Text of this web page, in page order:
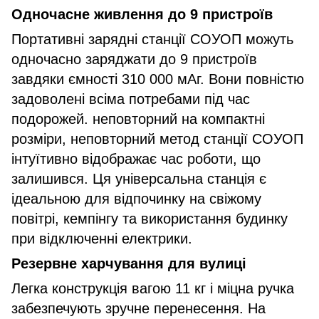
Одночасне живлення до 9 пристроїв
Портативні зарядні станції СОУОП можуть
одночасно заряджати до 9 пристроїв
завдяки ємності 310 000 мАг. Вони повністю
задоволені всіма потребами під час
подорожей. неповторний на компактні
розміри, неповторний метод станції СОУОП
інтуїтивно відображає час роботи, що
залишився. Ця універсальна станція є
ідеальною для відпочинку на свіжому
повітрі, кемпінгу та використання будинку
при відключенні електрики.
Резервне харчування для вулиці
Легка конструкція вагою 11 кг і міцна ручка
забезпечують зручне перенесення. На